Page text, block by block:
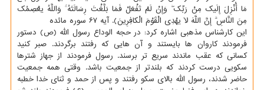
مَا أُنْزِلَ إِلَیک مِنْ رَبِّک ۖ وَإِنْ لَمْ تَفْعَلْ فَمَا بَلَّغْتَ رِسَالَتَهُ ۚ وَاللَّهُ یعْصِمُک
مِنَ النَّاسِ ۗ إِنَّ اللَّهَ لَا یهْدِی الْقَوْمَ الْکافِرِینَ). آیه ۶۷ سوره مائده
این کارشناس مذهبی اشاره کرد: در حجه الوداع رسول الله (ص) دستور
فرمودند کاروان ها بایستند و آن هایی که رفتند برگردند. صبر کنید
کسانی که عقب ماندند سریع تر برسند. رسول فرمودند از جهاز شترها
سکویی درست کردند که بلندتر از جمعیت باشد. وقتی همه جمعیت
حاضر شدند، رسول الله بالای سکو رفتند و پس از حمد و ثنای خدا خطبه